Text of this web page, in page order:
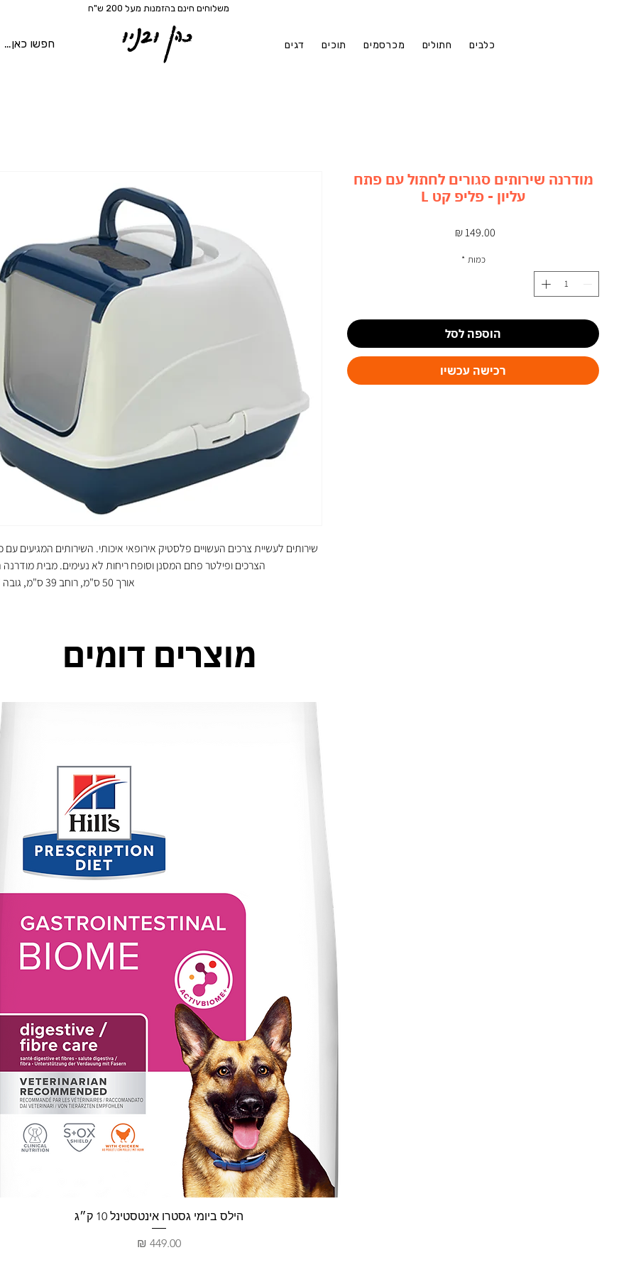
משלוחים חינם בהזמנות מעל 200 ש"ח
כהן ובניו דגים תוכים מכרסמים חתולים כלבים
שירותים לעשיית צרכים העשויים פלסטיק אירופאי איכותי. השירותים המגיעים עם
הצרכים ופילטר פחם המסנן וסופח ריחות לא נעימים. מבית
אורך 50 ס"מ, רוחב 39 ס"מ, גובה 37 ס"מ.
מודרנה שירותים סגורים לחתול עם פתח
עליון - פליפ קט L
כמות *
הוספה לסל
רכישה עכשיו
מוצרים דומים
תצוגה מהירה
הילס ביומי גסטרו אינטסטינל 10 ק״ג
מחיר